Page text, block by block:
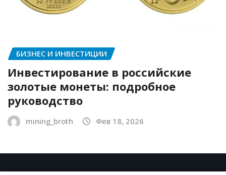
БИЗНЕС И ИНВЕСТИЦИИ
Инвестирование в российские
золотые монеты: подробное
руководство
mining_broth Фев 18, 2026